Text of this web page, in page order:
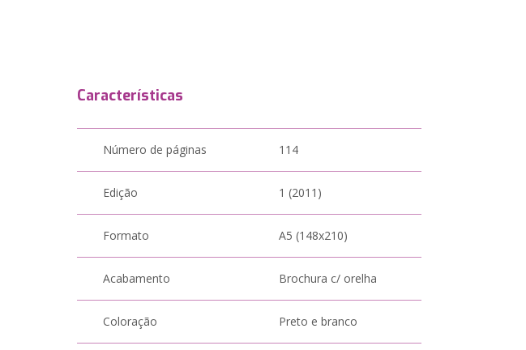
Características
Número de páginas 114
Edição 1 (2011)
Formato A5 (148x210)
Acabamento Brochura c/ orelha
Coloração Preto e branco